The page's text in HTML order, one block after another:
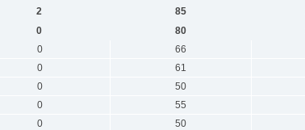
2 85
0 80
0 66
0 61
0 50
0 55
0 50